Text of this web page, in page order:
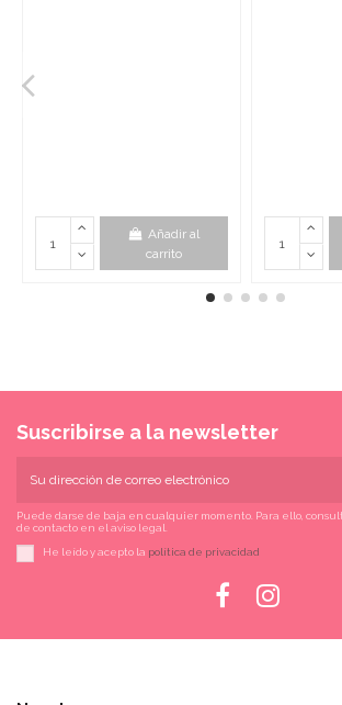
Añadir al
carrito
Suscribirse a la newsletter
Puede darse de baja en cualquier momento. Para ello,
de contacto en el aviso legal.
He leído y acepto la política de privacidad